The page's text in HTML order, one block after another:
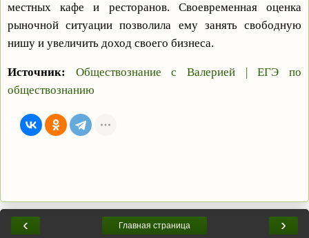
местных кафе и ресторанов. Своевременная оценка
рыночной ситуации позволила ему занять свободную
нишу и увеличить доход своего бизнеса.
Источник:
Обществознание с Валерией | ЕГЭ по
обществознанию
‹ ›
Главная страница